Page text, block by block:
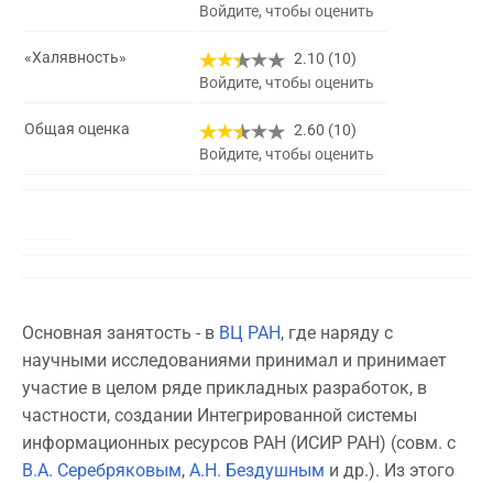
Войдите, чтобы оценить
«Халявность»
2.10 (10)
Войдите, чтобы оценить
Общая оценка
2.60 (10)
Войдите, чтобы оценить
Основная занятость - в ВЦ РАН, где наряду с
научными исследованиями принимал и принимает
участие в целом ряде прикладных разработок, в
частности, создании Интегрированной системы
информационных ресурсов РАН (ИСИР РАН) (совм. с
В.А. Серебряковым, А.Н. Бездушным и др.). Из этого